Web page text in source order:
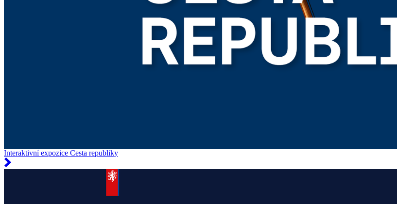
Interaktivní expozice Cesta republiky